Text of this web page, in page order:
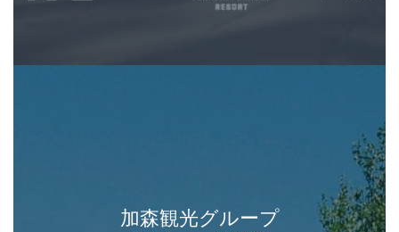
加森観光グループ